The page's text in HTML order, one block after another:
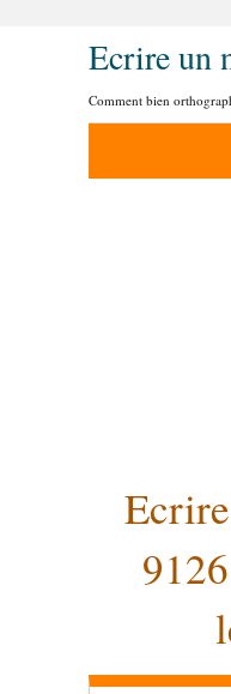
Ecrire un
Comment bien